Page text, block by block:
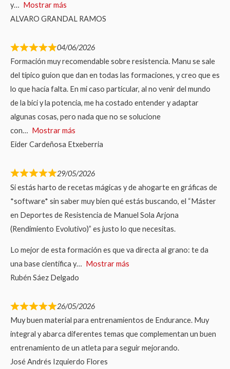
y
Mostrar más
ALVARO GRANDAL RAMOS
04/06/2026
Formación muy recomendable sobre resistencia. Manu se sale
del típico guion que dan en todas las formaciones, y creo que es
lo que hacía falta. En mi caso particular, al no venir del mundo
de la bici y la potencia, me ha costado entender y adaptar
algunas cosas, pero nada que no se solucione
con
Mostrar más
Eider Cardeñosa Etxeberria
29/05/2026
Si estás harto de recetas mágicas y de ahogarte en gráficas de
*software* sin saber muy bien qué estás buscando, el “Máster
en Deportes de Resistencia de Manuel Sola Arjona
(Rendimiento Evolutivo)” es justo lo que necesitas.
Lo mejor de esta formación es que va directa al grano: te da
una base científica y
Mostrar más
Rubén Sáez Delgado
26/05/2026
Muy buen material para entrenamientos de Endurance. Muy
integral y abarca diferentes temas que complementan un buen
entrenamiento de un atleta para seguir mejorando.
José Andrés Izquierdo Flores